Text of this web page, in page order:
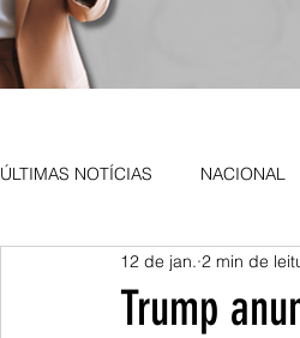
ÚLTIMAS NOTÍCIAS NACIONAL
AGRO NEWS DESTAQUE
Trump
12 de jan. 2 min de